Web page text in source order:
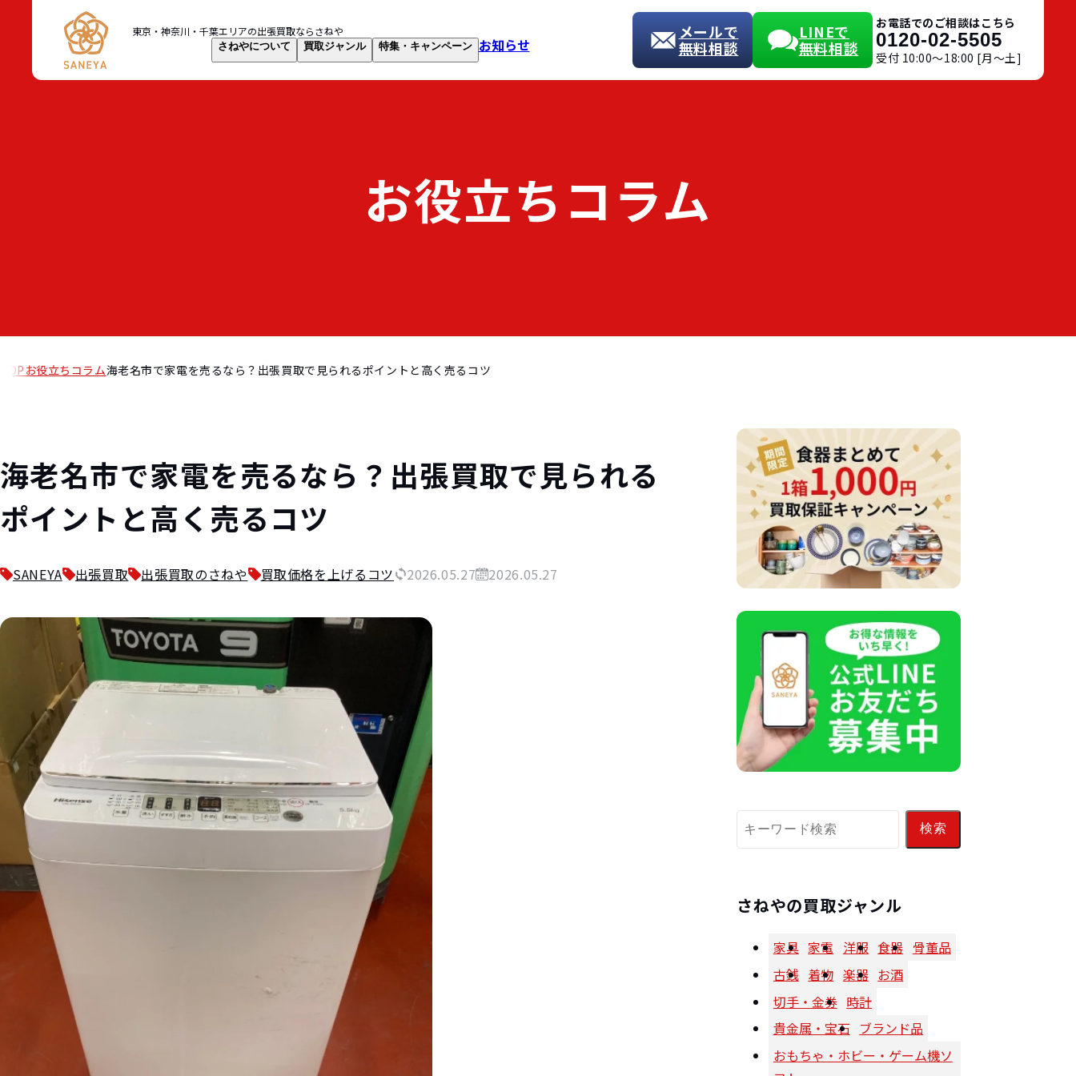
東京・神奈川・千葉エリアの出張買取ならさねや
さねやについて 買取ジャンル 特集・キャンペーン お知らせ
メールで
無料相談
LINEで
無料相談
お電話でのご相談はこちら
0120-02-5505
受付 10:00〜18:00 [月～土]
お役立ちコラム
TOP お役立ちコラム海老名市で家電を売るなら？出張買取で見られるポイントと高く売るコツ
海老名市で家電を売るなら？出張買取で見られる
ポイントと高く売るコツ
SANEYA 出張買取 出張買取のさねや 買取価格を上げるコツ 2026.05.27 2026.05.27
検索
さねやの買取ジャンル
家具 家電 洋服 食器 骨董品
古銭 着物 楽器 お酒
切手・金券 時計
貴金属・宝石 ブランド品
おもちゃ・ホビー・ゲーム機ソ